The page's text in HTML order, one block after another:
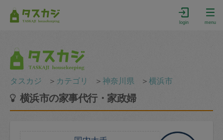
login menu
タスカジ ＞ カテゴリ ＞神奈川県 ＞横浜市
横浜市の家事代行・家政婦